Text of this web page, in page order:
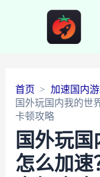
首页
加速国内
国外玩国内我的世
卡顿攻略
国外玩
怎么加速